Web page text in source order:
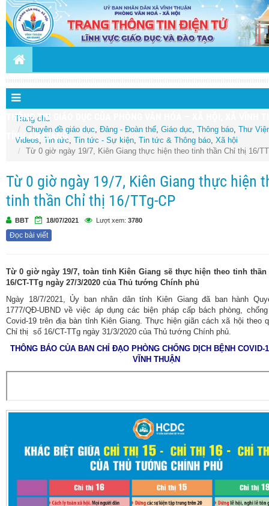
THÔNG TIN GIÁO DỤC CỦA PHÒNG VĂN HÓA – XÃ HỘI, XÃ VĨNH
TỈNH AN GIANG
Trang chủ
Chuyên đề giáo dục Đảng - Đoàn thể Giáo dục Thông báo Thư
Videos
Tin tức Tin tức - Sự kiện Tin tức & Thông báo Xã hội
Từ 0 giờ ngày 19/7, Kiên Giang thực hiện theo tinh thần Chỉ thị 16/
Từ 0 giờ ngày 19/7, Kiên Giang thực hiện
tinh thần Chỉ thị 16/TTg-CP
BBT 18/07/2021 Lượt xem: 3780
Đọc bài viết
Từ 0 giờ ngày 19/7, toàn tỉnh Kiên Giang sẽ thực hiện theo tinh
16/CT-TTg ngày 27/3/2020 của Thủ tướng Chính phủ
Ngày 18/7/2021, Ủy ban nhân dân tỉnh Kiên Giang đã ban hành
1777/QĐ-UBND về việc áp dụng các biện pháp cấp bách phòng,
Covid-19 trên địa bàn tỉnh Kiên Giang. Thực hiện giãn cách xã hội theo
Chỉ thị số 16/CT-TTg ngày 31/3/2020 của Thủ tướng Chính phủ.
THÔNG BÁO CỦA BAN CHỈ ĐẠO PHÒNG CHỐNG DỊCH BỆNH COVID-
VĨNH THUẬN